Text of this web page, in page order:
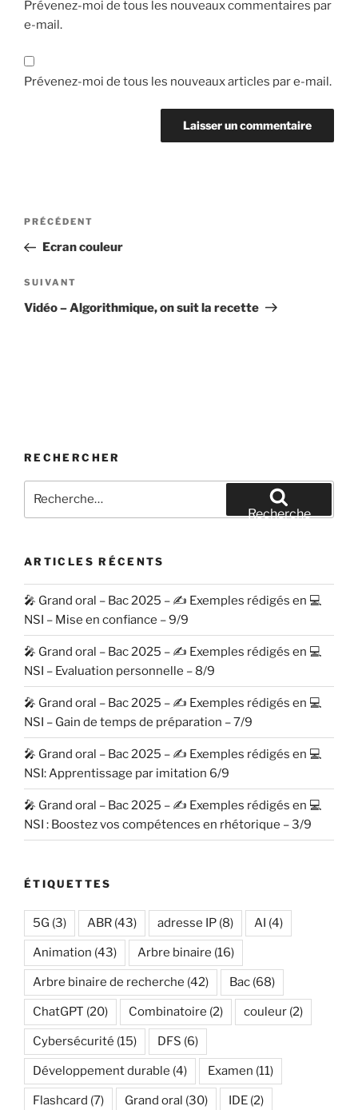
Prévenez-moi de tous les nouveaux commentaires par
e-mail.
Prévenez-moi de tous les nouveaux articles par e-mail.
Navigation
l’article
Article
précédent
PRÉCÉDENT
Ecran couleur
Article
suivant
SUIVANT
Vidéo – Algorithmique, on suit la recette
RECHERCHER
pour
Recherche
ARTICLES RÉCENTS
🎤 Grand oral – Bac 2025 – ✍️ Exemples rédigés en 💻
NSI – Mise en confiance – 9/9
🎤 Grand oral – Bac 2025 – ✍️ Exemples rédigés en 💻
NSI – Evaluation personnelle – 8/9
🎤 Grand oral – Bac 2025 – ✍️ Exemples rédigés en 💻
NSI – Gain de temps de préparation – 7/9
🎤 Grand oral – Bac 2025 – ✍️ Exemples rédigés en 💻
NSI: Apprentissage par imitation 6/9
🎤 Grand oral – Bac 2025 – ✍️ Exemples rédigés en 💻
NSI : Boostez vos compétences en rhétorique – 3/9
ÉTIQUETTES
5G (3) ABR (43) adresse IP (8) AI (4)
Animation (43) Arbre binaire (16)
Arbre binaire de recherche (42) Bac (68)
ChatGPT (20) Combinatoire (2) couleur (2)
Cybersécurité (15) DFS (6)
Développement durable (4) Examen (11)
Flashcard (7) Grand oral (30) IDE (2)